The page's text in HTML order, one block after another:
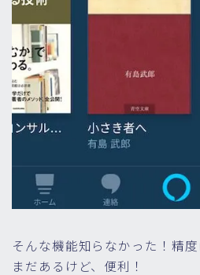
そんな機能知らなかった！精
まだあるけど、便利！